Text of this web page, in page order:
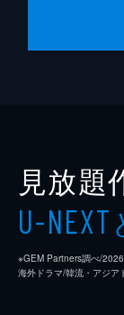
見放題
U-NEXT
※GEM Partners調べ/
海外ドラマ/韓流・アジア